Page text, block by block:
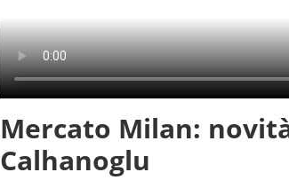
Mercato Milan:
Calhanoglu